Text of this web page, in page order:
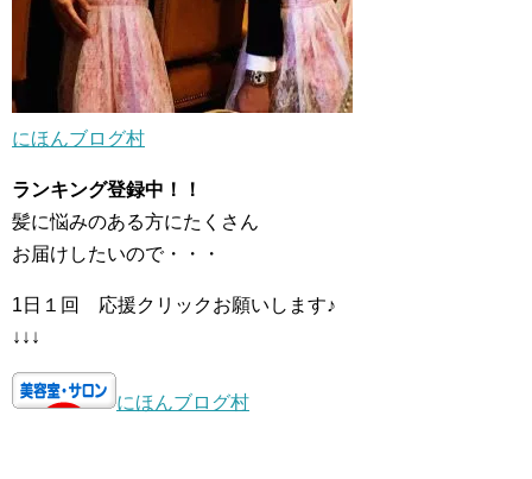
にほんブログ村
ランキング登録中！！
髪に悩みのある方にたくさん
お届けしたいので・・・
1日１回 応援クリックお願いします♪
↓↓↓
にほんブログ村